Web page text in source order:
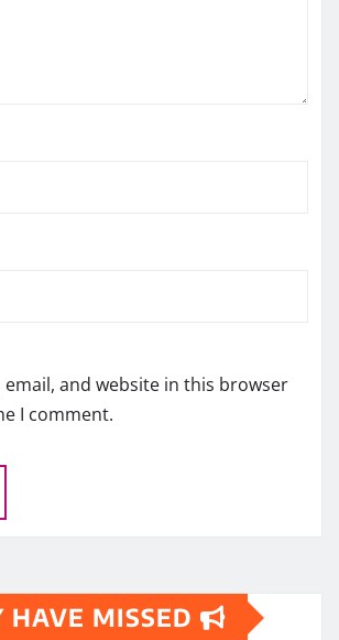
email, and website in this browser
I comment.
HAVE MISSED